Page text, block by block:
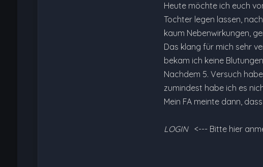
Heute möchte ich euch
Tochter legen lassen,
kaum Nebenwirkungen,
Das klang für mich sehr
bekam ich keine
Nachdem 5. Versuch
zumindest habe ich es
Mein FA meinte dann,
LOGIN <--- Bitte hier